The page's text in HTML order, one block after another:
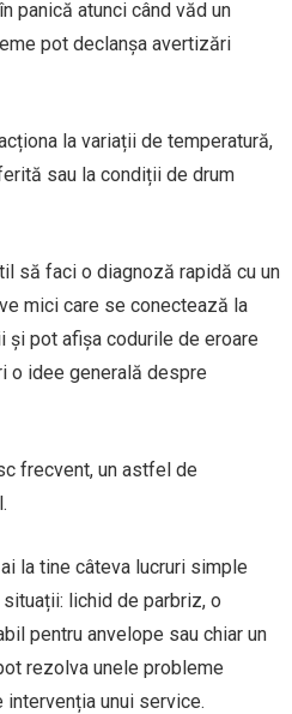
panică atunci când văd un
pot declanșa avertizări
la variații de temperatură,
sau la condiții de drum
să faci o diagnoză rapidă cu un
mici care se conectează la
și pot afișa codurile de eroare
o idee generală despre
frecvent, un astfel de
la tine câteva lucruri simple
lichid de parbriz, o
pentru anvelope sau chiar un
rezolva unele probleme
unui service.